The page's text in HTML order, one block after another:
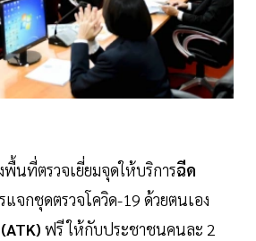
นที่ตรวจเยี่ยมจุดให้บริการฉีด
แจกชุดตรวจโควิด-19 ด้วยตนเอง
ฟรี ให้กับประชาชนคนละ 2